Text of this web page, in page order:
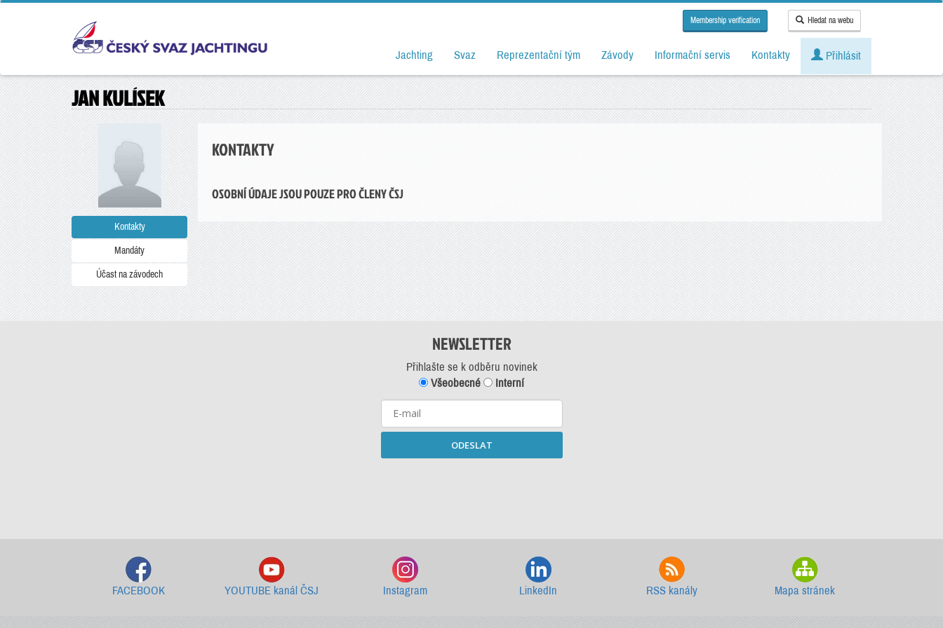
Membership verification Hledat na webu
Jachting Svaz Reprezentační tým Závody Informační servis Kontakty Přihlásit
JAN KULÍSEK
Kontakty
Mandáty
Účast na závodech
KONTAKTY
OSOBNÍ ÚDAJE JSOU POUZE PRO ČLENY ČSJ
NEWSLETTER
Přihlašte se k odběru novinek
Všeobecné
Interní
ODESLAT
FACEBOOK YOUTUBE kanál ČSJ Instagram LinkedIn RSS kanály Mapa stránek